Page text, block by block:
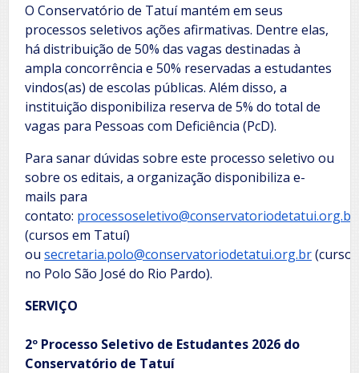
O Conservatório de Tatuí mantém em seus
processos seletivos ações afirmativas. Dentre elas,
há distribuição de 50% das vagas destinadas à
ampla concorrência e 50% reservadas a estudantes
vindos(as) de escolas públicas. Além disso, a
instituição disponibiliza reserva de 5% do total de
vagas para Pessoas com Deficiência (PcD).
Para sanar dúvidas sobre este processo seletivo ou
sobre os editais, a organização disponibiliza e-
mails para
contato: processoseletivo@conservatoriodetatui.org.br
(cursos em Tatuí)
ou secretaria.polo@conservatoriodetatui.org.br(cursos
no Polo São José do Rio Pardo).
SERVIÇO
2º Processo Seletivo de Estudantes 2026 do
Conservatório de Tatuí